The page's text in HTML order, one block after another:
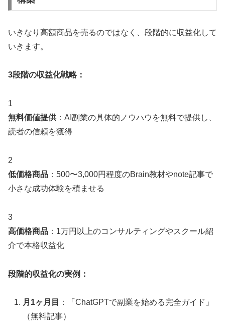
いきなり高額商品を売るのではなく、段階的に収益化して
いきます。
3段階の収益化戦略：
1
無料価値提供 ：AI副業の具体的ノウハウを無料で提供し、
読者の信頼を獲得
2
低価格商品 ：500〜3,000円程度のBrain教材やnote記事で
小さな成功体験を積ませる
3
高価格商品 ：1万円以上のコンサルティングやスクール紹
介で本格収益化
段階的収益化の実例：
月1ヶ月目
：「ChatGPTで副業を始める完全ガイド」
（無料記事）